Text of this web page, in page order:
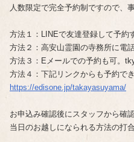
人数限定で完全予約制ですので、
方法１：LINEで友達登録して予約
方法２：高安山霊園の寺務所に電
方法３：Eメールでの予約も可。
方法４：下記リンクからも予約でき
https://edisone.jp/takayasuyama/
お申込み確認後にスタッフから確
当日のお越しになられる方法の打